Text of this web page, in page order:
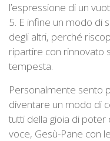
l’espressione di un
5. E infine un modo di
degli altri, perché
ripartire con rinnovato
tempesta.
Personalmente sento
diventare un modo di
tutti della gioia di poter
voce, Gesù-Pane con